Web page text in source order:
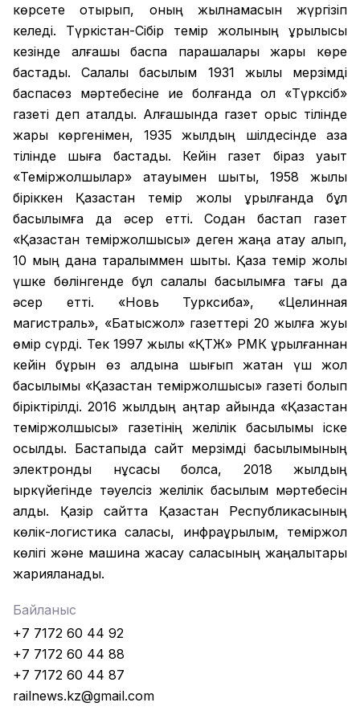
көрсете отырып, оның жылнамасын жүргізіп
келеді. Түркістан-Сібір темір жолының құрылысы
кезінде алғашқы баспа парақшалары жарық көре
бастады. Салалық басылым 1931 жылы мерзімді
баспасөз мәртебесіне ие болғанда ол «Түрксіб»
газеті деп аталды. Алғашында газет орыс тілінде
жарық көргенімен, 1935 жылдың шілдесінде қазақ
тілінде шыға бастады. Кейін газет біраз уақыт
«Теміржолшылар» атауымен шықты, 1958 жылы
біріккен Қазақстан темір жолы құрылғанда бұл
басылымға да әсер етті. Содан бастап газет
«Қазақстан теміржолшысы» деген жаңа атау алып,
10 мың дана таралыммен шықты. Қазақ темір жолы
үшке бөлінгенде бұл салалық басылымға тағы да
әсер етті. «Новь Турксиба», «Целинная
магистраль», «Батысжол» газеттері 20 жылға жуық
өмір сүрді. Тек 1997 жылы «ҚТЖ» РМК құрылғаннан
кейін бұрын өз алдына шығып жатқан үш жол
басылымы «Қазақстан теміржолшысы» газеті болып
біріктірілді. 2016 жылдың қаңтар айында «Қазақстан
теміржолшысы» газетінің желілік басылымы іске
қосылды. Бастапқыда сайт мерзімді басылымының
электронды нұсқасы болса, 2018 жылдың
қыркүйегінде тәуелсіз желілік басылым мәртебесін
алды. Қазір сайтта Қазақстан Республикасының
көлік-логистика саласы, инфрақұрылым, теміржол
көлігі және машина жасау саласының жаңалықтары
жарияланады.
Байланыс
+7 7172 60 44 92
+7 7172 60 44 88
+7 7172 60 44 87
railnews.kz@gmail.com